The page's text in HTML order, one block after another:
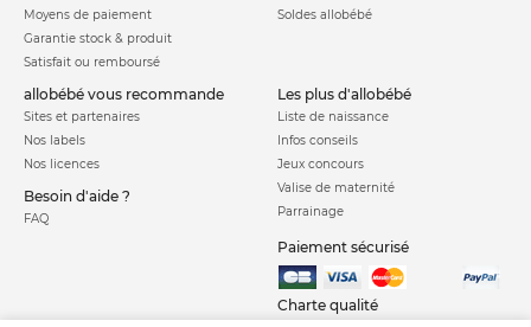
Moyens de paiement
Garantie stock & produit
Satisfait ou remboursé
Soldes allobébé
allobébé vous recommande
Sites et partenaires
Nos labels
Nos licences
Besoin d'aide ?
FAQ
les plus d'allobébé
Liste de naissance
Infos conseils
Jeux concours
Valise de maternité
Parrainage
Paiement sécurisé
Charte qualité